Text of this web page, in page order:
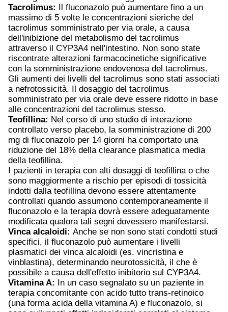
Tacrolimus: Il fluconazolo può aumentare fino a un
massimo di 5 volte le concentrazioni sieriche del
tacrolimus somministrato per via orale, a causa
dell'inibizione del metabolismo del tacrolimus
attraverso il CYP3A4 nell'intestino. Non sono state
riscontrate alterazioni farmacocinetiche significative
con la somministrazione endovenosa del tacrolimus.
Gli aumenti dei livelli del tacrolimus sono stati associati
a nefrotossicità. Il dosaggio del tacrolimus
somministrato per via orale deve essere ridotto in base
alle concentrazioni del tacrolimus stesso.
Teofillina: Nel corso di uno studio di interazione
controllato verso placebo, la somministrazione di 200
mg di fluconazolo per 14 giorni ha comportato una
riduzione del 18% della clearance plasmatica media
della teofillina.
I pazienti in terapia con alti dosaggi di teofillina o che
sono maggiormente a rischio per episodi di tossicità
indotti dalla teofillina devono essere attentamente
controllati quando assumono contemporaneamente il
fluconazolo e la terapia dovrà essere adeguatamente
modificata qualora tali segni dovessero manifestarsi.
Vinca alcaloidi: Anche se non sono stati condotti studi
specifici, il fluconazolo può aumentare i livelli
plasmatici dei vinca alcaloidi (es. vincristina e
vinblastina), determinando neurotossicità, il che è
possibile a causa dell'effetto inibitorio sul CYP3A4.
Vitamina A: In un caso segnalato su un paziente in
terapia concomitante con acido tutto trans-retinoico
(una forma acida della vitamina A) e fluconazolo, si